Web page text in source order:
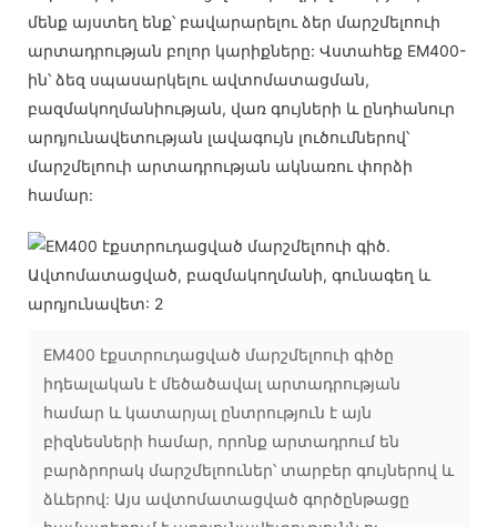
մենք այստեղ ենք՝ բավարարելու ձեր մարշմելոուի
արտադրության բոլոր կարիքները: Վստահեք EM400-
ին՝ ձեզ սպասարկելու ավտոմատացման,
բազմակողմանիության, վառ գույների և ընդհանուր
արդյունավետության լավագույն լուծումներով՝
մարշմելոուի արտադրության ակնառու փորձի
համար:
EM400 էքստրուդացված մարշմելոուի գիծը
իդեալական է մեծածավալ արտադրության
համար և կատարյալ ընտրություն է այն
բիզնեսների համար, որոնք արտադրում են
բարձրորակ մարշմելոուներ՝ տարբեր գույներով և
ձևերով: Այս ավտոմատացված գործընթացը